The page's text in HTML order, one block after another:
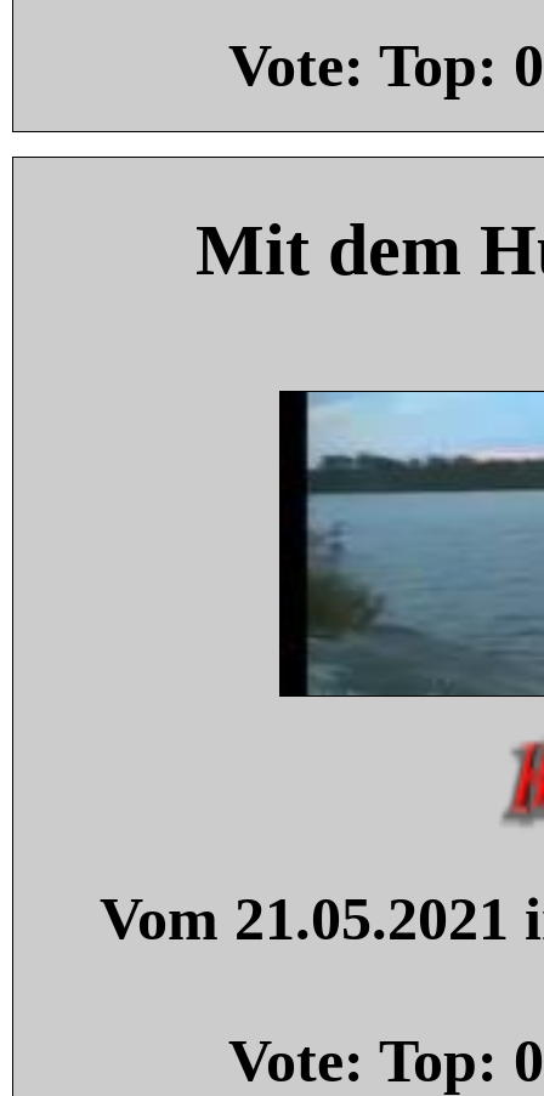
Vote: Top: 0
Mit dem
Vom
Vote: Top: 0